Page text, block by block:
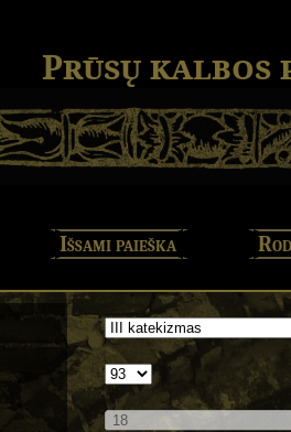
Prūsų kalbos
Išsami paieška